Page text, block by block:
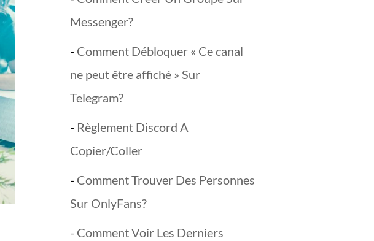
Messenger?
- Comment Débloquer « Ce canal
ne peut être affiché » Sur
Telegram?
- Règlement Discord A
Copier/Coller
- Comment Trouver Des Personnes
Sur OnlyFans?
- Comment Voir Les Derniers